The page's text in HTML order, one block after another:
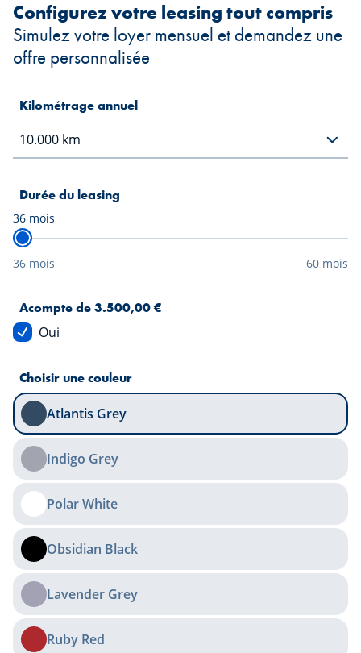
Configurez votre leasing tout compris
Simulez votre loyer mensuel et demandez une
offre personnalisée
Kilométrage annuel
Durée du leasing
36 mois
36 mois 60 mois
Acompte de 3.500,00 €
Oui
Choisir une couleur
Atlantis Grey
Indigo Grey
Polar White
Obsidian Black
Lavender Grey
Ruby Red